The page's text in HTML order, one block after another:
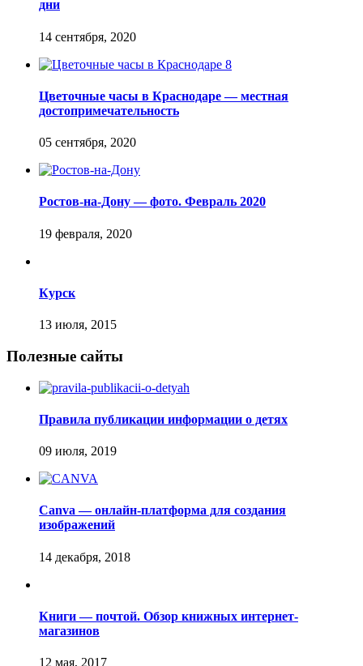
дни
Цветочные часы в Краснодаре — местная
достопримечательность
Ростов-на-Дону — фото. Февраль 2020
Курск
Полезные сайты
Правила публикации информации о детях
Canva — онлайн-платформа для создания
изображений
Книги — почтой. Обзор книжных интернет-
магазинов